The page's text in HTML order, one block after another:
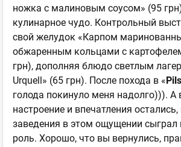
ножка с малиновым соусом» (95
кулинарное чудо. Контрольный
свой желудок «Карпом
обжаренным кольцами с
грн), дополняя блюдо светлым
Urquell» (65 грн). После похода в «
голода покинуло меня надолго))). А
настроение и впечатления
заведения в этом ощущении
роль. Хорошо, что вы вернулись,